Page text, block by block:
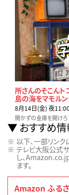
所さんのそこん
島の海をマモルン
8月14日(金) 夜
おすすめ
以下、一部リンク
テレビ大阪公式
し、
ます。
Amazon ふる